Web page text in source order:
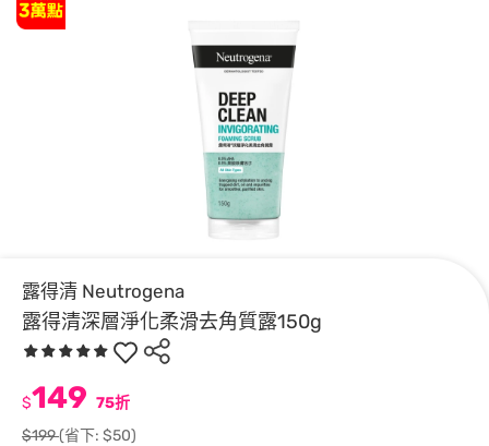
露得清 Neutrogena
露得清深層淨化柔滑去角質露150g
$149 75折
$199(省下: $50)